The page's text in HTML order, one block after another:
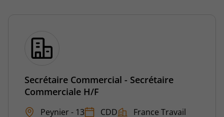
Secrétaire Commercial - Secrétaire
Commerciale H/F
Peynier - 13 CDD
France Travail